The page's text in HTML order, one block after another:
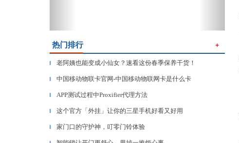
热门排行 ＋
▎ 老阿姨也能变成小仙女？速看这份春季保养干货！
▎ 中国移动物联卡官网-中国移动物联网卡是什么卡
▎ APP测试过程中Proxifier代理方法
▎ 这个官方「外挂」让你的三星手机好看又好用
▎ 家门口的守护神，叮零门铃体验